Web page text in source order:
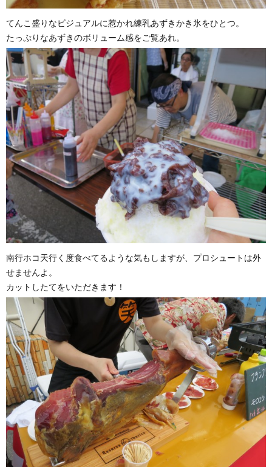
てんこ盛りなビジュアルに惹かれ練乳あずきかき氷をひとつ。
たっぷりなあずきのボリューム感をご覧あれ。
南行ホコ天行く度食べてるような気もしますが、プロシュートは外
せませんよ。
カットしたてをいただきます！